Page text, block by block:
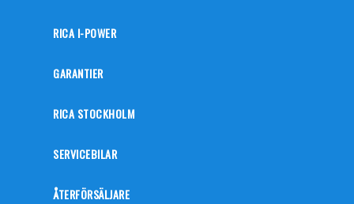
RICA I-POWER
GARANTIER
RICA STOCKHOLM
SERVICEBILAR
ÅTERFÖRSÄLJARE